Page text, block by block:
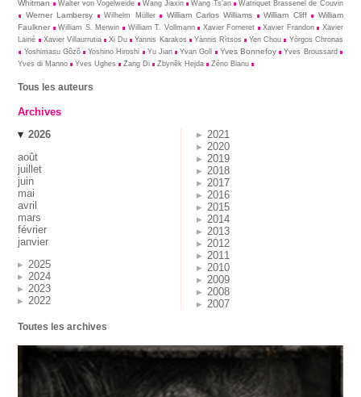
Whitman
Walter von Vogelweide Wang Jiaxin Wang Ts’an Watriquet Brassenel de Couvin
Werner Lambersy Wilhelm Müller William Carlos Williams William Cliff
William
Faulkner
William S. Merwin William T. Vollmann Xavier Forneret Xavier Frandon
Xavier
Lainé
Xavier Villaurrutia Xi Du Yannis Karakos Yànnis Rìtsos Yen Chou
Yòrgos Chronas
Yoshimasu Gôzô
Yoshino Hiroshi Yu Jian Yvan Goll Yves Bonnefoy
Yves Broussard
Yves di Manno
Yves Ughes Zang Di Zbynĕk Hejda Zéno Bianu
Tous les auteurs
Archives
2026
août
juillet
juin
mai
avril
mars
février
janvier
2025
2024
2023
2022
2021
2020
2019
2018
2017
2016
2015
2014
2013
2012
2011
2010
2009
2008
2007
Toutes les archives